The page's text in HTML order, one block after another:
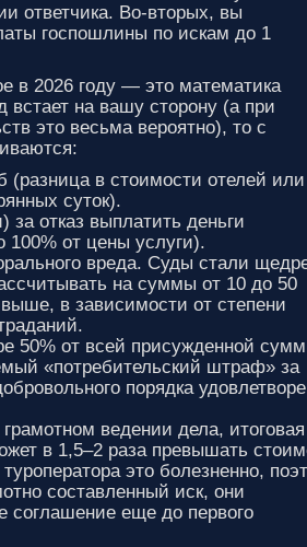
ответчика. Во-вторых, вы
госпошлины по искам до 1
в 2026 году — это математика
встает на вашу сторону (а при
это весьма вероятно), то с
(разница в стоимости отелей или
суток).
за отказ выплатить деньги
100% от цены услуги).
вреда. Суды стали
на суммы от 10 до 50
в зависимости от степени
50% от всей присужденной
«потребительский штраф» за
порядка
ведении дела, итоговая
в 1,5–2 раза превышать
это болезненно,
составленный иск, они
соглашение еще до первого